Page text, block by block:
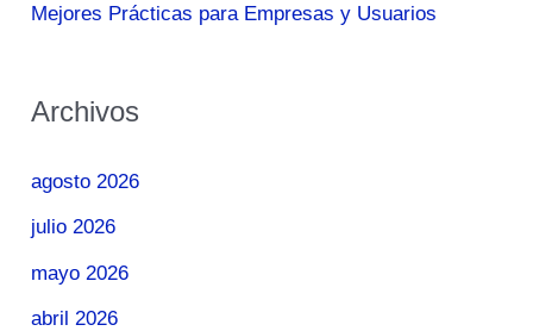
Mejores Prácticas para Empresas y Usuarios
Archivos
agosto 2026
julio 2026
mayo 2026
abril 2026